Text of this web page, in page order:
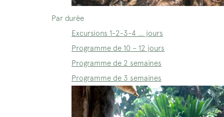
Par durée
Excursions 1-2-3-4 … jours
Programme de 10 – 12 jours
Programme de 2 semaines
Programme de 3 semaines